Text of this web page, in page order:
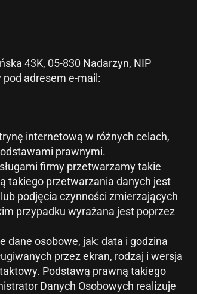
43K, 05-830 Nadarzyn, NIP
pod adresem e-mail:
internetową w różnych celach,
prawnymi.
firmy przetwarzamy takie
takiego przetwarzania danych jest
podjęcia czynności zmierzających
przypadku wyrażana jest poprzez
dane osobowe, jak: data i godzina
przez ekran, rodzaj i wersja
Podstawą prawną takiego
Danych Osobowych realizuje